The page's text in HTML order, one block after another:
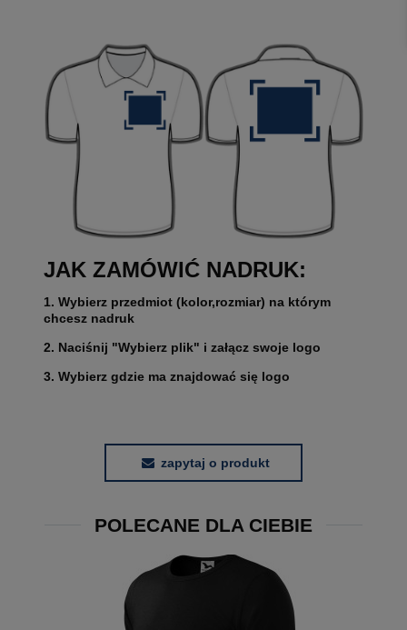
JAK ZAMÓWIĆ NADRUK:
1. Wybierz przedmiot (kolor,rozmiar) na którym
chcesz nadruk
2. Naciśnij "Wybierz plik" i załącz swoje logo
3. Wybierz gdzie ma znajdować się logo
zapytaj o produkt
POLECANE DLA CIEBIE